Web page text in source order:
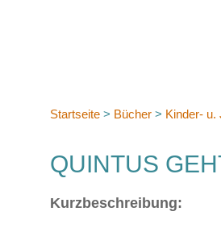
Startseite > Bücher > Kinder- u.
QUINTUS
Kurzbeschreibung: